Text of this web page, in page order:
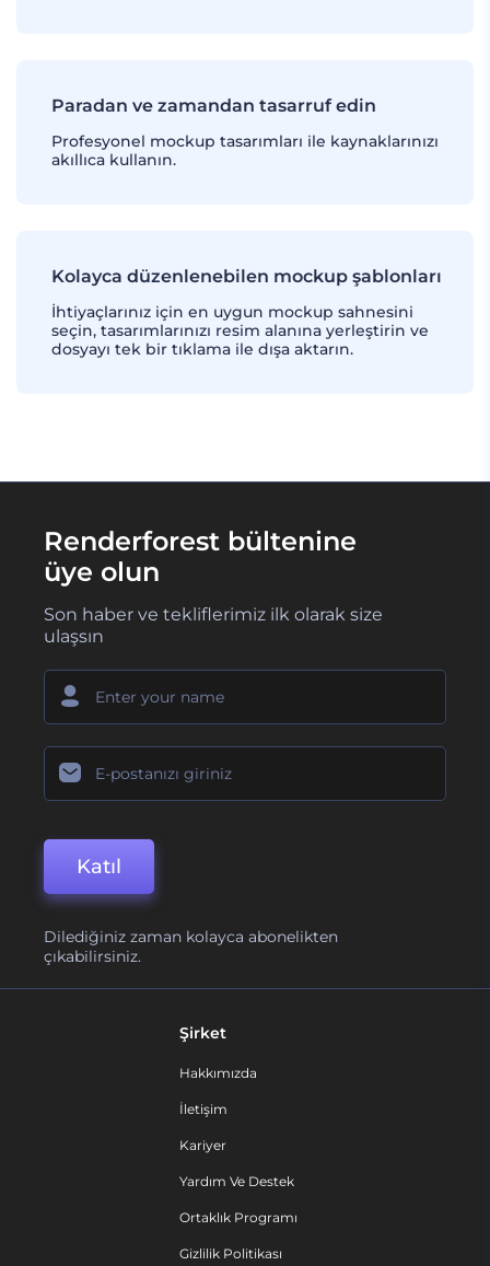
Paradan ve zamandan tasarruf edin
Profesyonel mockup tasarımları ile kaynaklarınızı
akıllıca kullanın.
Kolayca düzenlenebilen mockup şablonları
İhtiyaçlarınız için en uygun mockup sahnesini
seçin, tasarımlarınızı resim alanına yerleştirin ve
dosyayı tek bir tıklama ile dışa aktarın.
Renderforest bültenine
üye olun
Son haber ve tekliflerimiz ilk olarak size
ulaşsın
Katıl
Dilediğiniz zaman kolayca abonelikten
çıkabilirsiniz.
Şirket
Hakkımızda
İletişim
Kariyer
Yardım Ve Destek
Ortaklık Programı
Gizlilik Politikası